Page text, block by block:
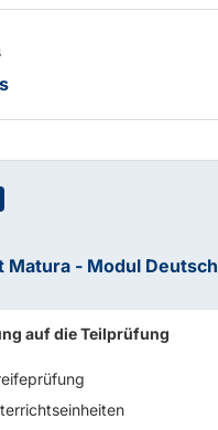
Matura - Modul Deutsch
auf die Teilprüfung